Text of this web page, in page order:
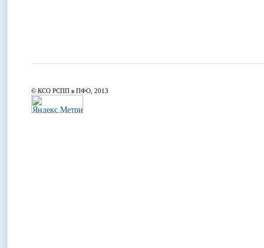
© КСО РСПП в ПФО, 2013